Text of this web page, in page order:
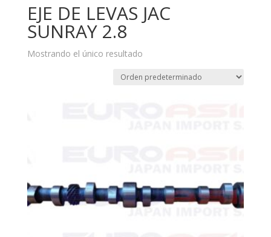
EJE DE LEVAS JAC
SUNRAY 2.8
Mostrando el único resultado